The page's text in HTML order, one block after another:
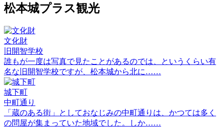
松本城プラス観光
文化財
旧開智学校
誰もが一度は写真で見たことがあるのでは、というくらい有
名な旧開智学校ですが、松本城から北に……
城下町
中町通り
「蔵のある街」としておなじみの中町通りは、かつては多く
の問屋が集まっていた地域でした。しか……